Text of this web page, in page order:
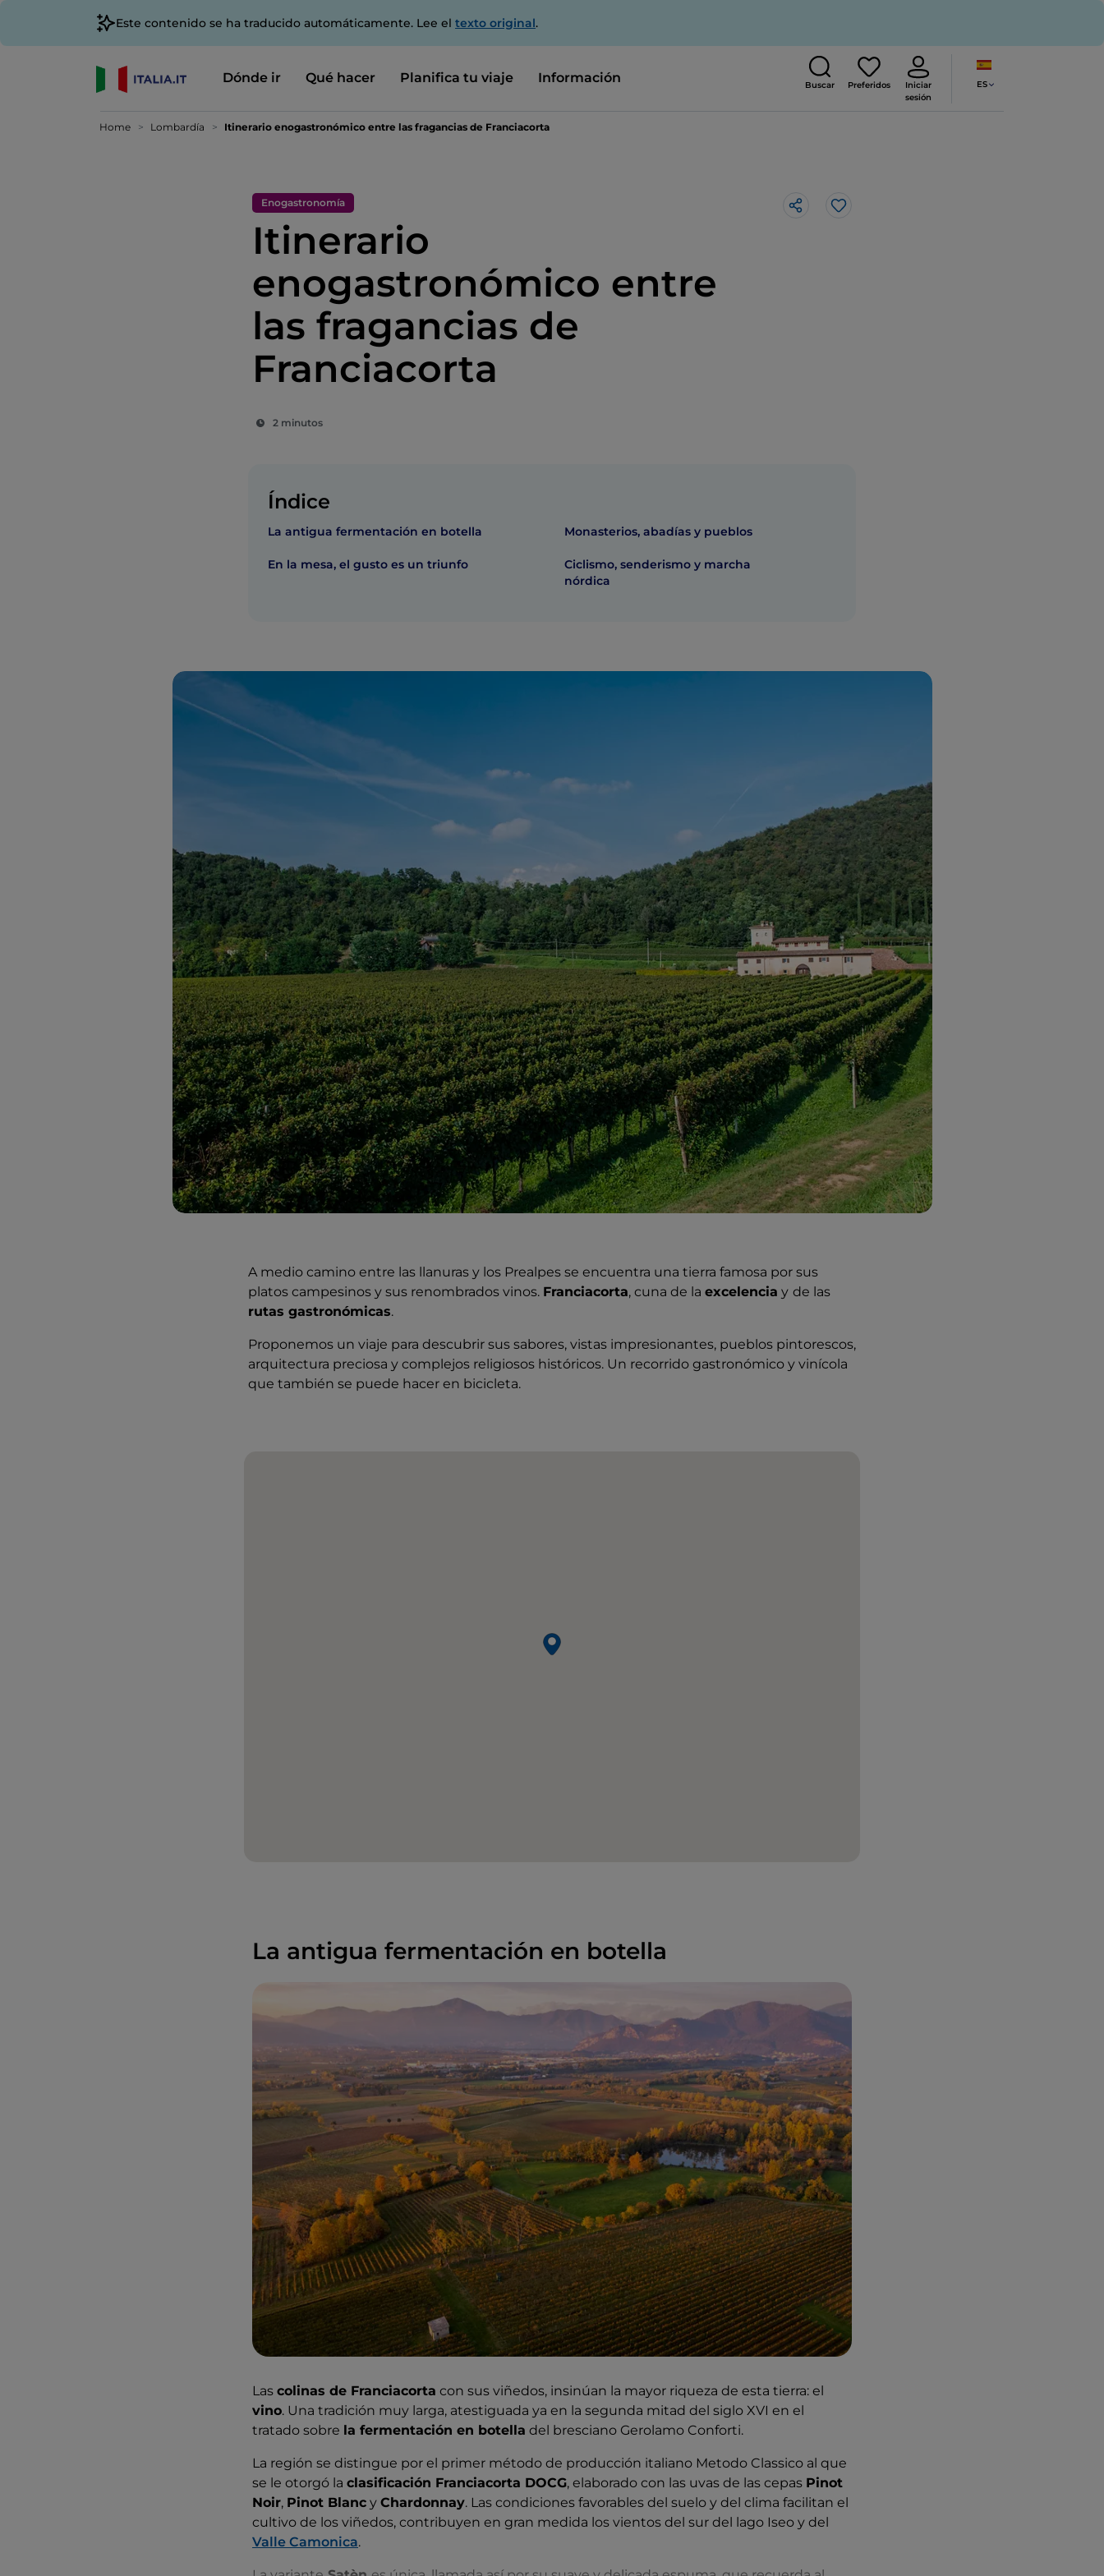
Este contenido se ha traducido automáticamente. Lee el texto original.
Dónde ir Qué hacer Planifica tu viaje Información Buscar Preferidos
Iniciar
sesión
ES
Home Lombardía Itinerario enogastronómico entre las fragancias de Franciacorta
Enogastronomía
Itinerario
enogastronómico entre
las fragancias de
Franciacorta
2 minutos
Me gusta
Índice
La antigua fermentación en botella
En la mesa, el gusto es un triunfo
Monasterios, abadías y pueblos
Ciclismo, senderismo y marcha
nórdica
A medio camino entre las llanuras y los Prealpes se encuentra una tierra famosa por sus
platos campesinos y sus renombrados vinos. Franciacorta, cuna de la excelencia y de las
rutas gastronómicas.
Proponemos un viaje para descubrir sus sabores, vistas impresionantes, pueblos pintorescos,
arquitectura preciosa y complejos religiosos históricos. Un recorrido gastronómico y vinícola
que también se puede hacer en bicicleta.
La antigua fermentación en botella
Las colinas de Franciacorta con sus viñedos, insinúan la mayor riqueza de esta tierra: el
vino. Una tradición muy larga, atestiguada ya en la segunda mitad del siglo XVI en el
tratado sobre la fermentación en botella del bresciano Gerolamo Conforti.
La región se distingue por el primer método de producción italiano Metodo Classico al que
se le otorgó la clasificación Franciacorta DOCG, elaborado con las uvas de las cepas Pinot
Noir, Pinot Blanc y Chardonnay. Las condiciones favorables del suelo y del clima facilitan el
cultivo de los viñedos, contribuyen en gran medida los vientos del sur del lago Iseo y del
Valle Camonica.